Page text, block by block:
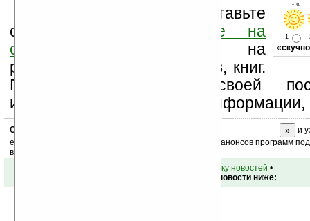
- «
1
«скучно
Оцените новость и оставьте
свой комментарий
ниже на
странице
на
рассылку новостей, файлов, книг.
Поддержите Ладошки своей
изучением коммерческой информации,
Скоро
и
ежедневный или еженедельный дайджест новостей, анонсов программ
ваш почтовый ящик.
вернуться к списку новостей •
Обсуждение этой новости ниже: